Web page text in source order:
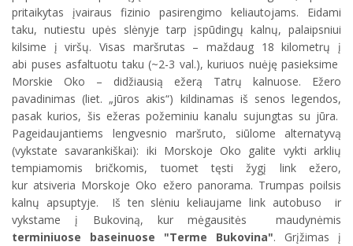
pritaikytas įvairaus fizinio pasirengimo keliautojams. Eidami
taku, nutiestu upės slėnyje tarp įspūdingų kalnų, palaipsniui
kilsime į viršų. Visas maršrutas – maždaug 18 kilometrų į
abi puses asfaltuotu taku (~2-3 val.), kuriuos nuėję pasieksime
Morskie Oko – didžiausią ežerą Tatrų kalnuose. Ežero
pavadinimas (liet. „jūros akis“) kildinamas iš senos legendos,
pasak kurios, šis ežeras požeminiu kanalu sujungtas su jūra.
Pageidaujantiems lengvesnio maršruto, siūlome alternatyvą
(vykstate savarankiškai): iki Morskoje Oko galite vykti arklių
tempiamomis bričkomis, tuomet tęsti žygį link ežero,
kur atsiveria Morskoje Oko ežero panorama. Trumpas poilsis
kalnų apsuptyje. Iš ten slėniu keliaujame link autobuso ir
vykstame į Bukoviną, kur mėgausitės maudynėmis
terminiuose baseinuose "Terme Bukovina". Grįžimas į